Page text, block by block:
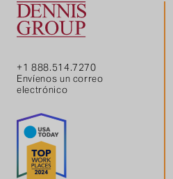
+1 888.514.7270
Envíenos un correo
electrónico